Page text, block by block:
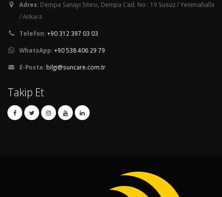
Adres: Dempa Sanayi Sitesi, Dempa Cad. No : 19 Susuz / Yenimahalle
/ Ankara
Telefon:+90 312 397 03 03
WhatsApp:+90 538 406 29 79
E-Posta: bilgi@suncare.com.tr
Takip Et